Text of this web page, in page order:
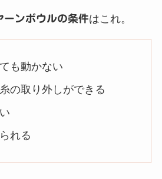
ーンボウルの条件はこれ。
も動かない
の取り外しができる
れる